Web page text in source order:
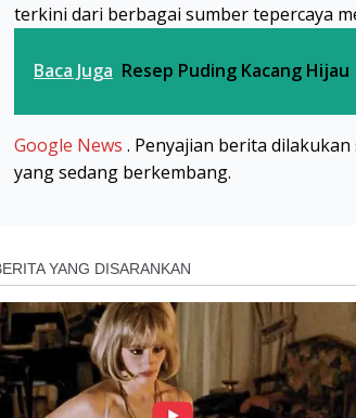
terkini dari berbagai sumber tepercaya
Baca Juga Resep Puding Kacang Hijau
Google News . Penyajian berita
yang sedang berkembang.